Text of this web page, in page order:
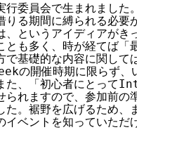
行委員会で生まれました。今年
りる期間に縛られる必要がない
、というアイディアがきっかけ
とも多く、時が経てば「最新」
で基礎的な内容に関しては、あ
開催時期に限らず、いつ見て
た、「初心者にとってInternet
られますので、参加前の準備と
た。裾野を広げるため、まだ
イベントを知っていただけるよ